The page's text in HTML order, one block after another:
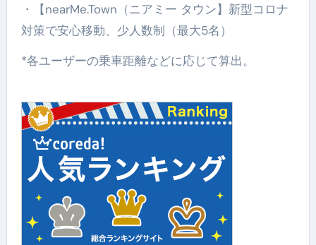
・【nearMe.Town（ニアミー タウン】新型コロナ
対策で安心移動、少人数制（最大5名）
*各ユーザーの乗車距離などに応じて算出。